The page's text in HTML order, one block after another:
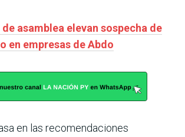
asamblea elevan sospecha de
en empresas de Abdo
en las recomendaciones